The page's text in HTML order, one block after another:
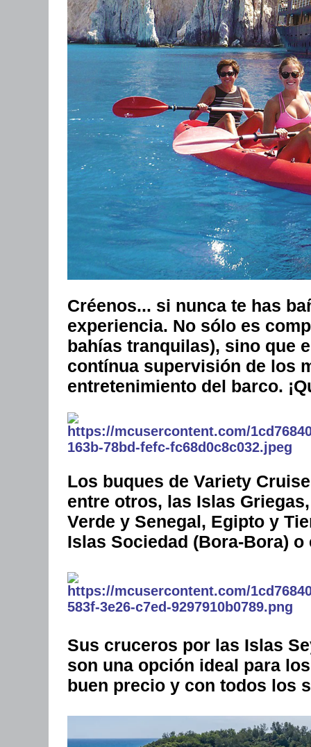
Créenos... si nunca te has
experiencia. No sólo es
bahías tranquilas), sino que
contínua supervisión de los
entretenimiento del barco.
Los buques de Variety
entre otros, las Islas
Verde y Senegal, Egipto y
Islas Sociedad (Bora-Bora)
Sus cruceros por las Islas
son una opción ideal para
buen precio y con todos los